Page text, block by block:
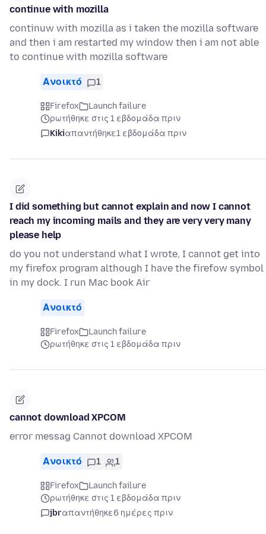
continue with mozilla
continuw with mozilla as i taken the mozilla software
and then i am restarted my window then i am not able
to continue with mozilla software
Ανοικτό 1
Firefox
Launch failure
ρωτήθηκε στις 1 εβδομάδα πριν
Kikiαπαντήθηκε1 εβδομάδα πριν
I did something but cannot explain and now I cannot
reach my incoming mails and they are very very many
please help
do you not understand what I wrote, I cannot get into
my firefox program although I have the firefow symbol
in my dock. I run Mac book Air
Ανοικτό
Firefox
Launch failure
ρωτήθηκε στις 1 εβδομάδα πριν
cannot download XPCOM
error messag Cannot download XPCOM
Ανοικτό 1 1
Firefox
Launch failure
ρωτήθηκε στις 1 εβδομάδα πριν
jbrαπαντήθηκε6 ημέρες πριν